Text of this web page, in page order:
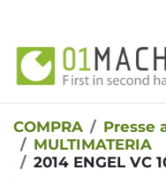
COMPRA
Presse
MULTIMATERIA
2014 ENGEL VC